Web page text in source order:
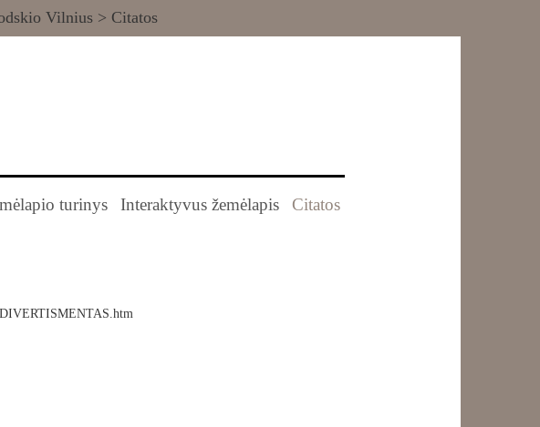
Vilnius > Citatos
turinys Interaktyvus žemėlapis Citatos